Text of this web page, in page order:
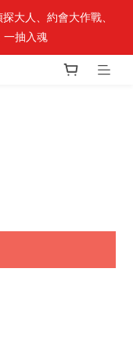
滿$389送「完節紀念
大人、約會大作戰、
一抽入魂
滿$389送「完節紀念